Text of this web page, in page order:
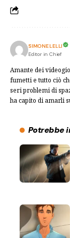
SIMONE LELLI
Editor in Chief
Amante dei
fumetti e tutto ciò
seri problemi di
ha capito di amarli
Potrebbe